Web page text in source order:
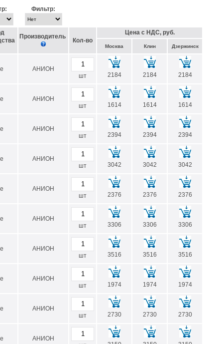
составлящую шума на 35%;
существенно снижая износ пар трения и увеличивая
1000 и 500 мм.
D внутренний min-max, мм*
60-180
60-190
60-200
60-210
60-220
80-230
80-240
80-250
80-260
80-270
Фильтр:
Производитель
Кол-во
Цена с НДС, руб.
Москва Клин Дзержинск
АНИОН
шт
2184 2184 2184
АНИОН
шт
1614 1614 1614
АНИОН
шт
2394 2394 2394
АНИОН
шт
3042 3042 3042
АНИОН
шт
2376 2376 2376
АНИОН
шт
3306 3306 3306
АНИОН
шт
3516 3516 3516
АНИОН
шт
1974 1974 1974
АНИОН
шт
2730 2730 2730
АНИОН